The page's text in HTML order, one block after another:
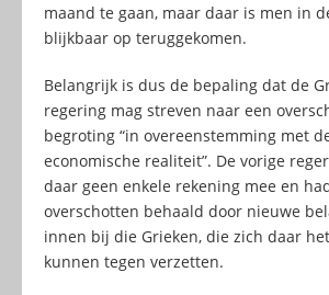
maand te gaan, maar daar is men in
blijkbaar op teruggekomen.
Belangrijk is dus de bepaling dat de
regering mag streven naar een
begroting “in overeenstemming met
economische realiteit”. De vorige
daar geen enkele rekening mee en
overschotten behaald door nieuwe
innen bij die Grieken, die zich daar
kunnen tegen verzetten.